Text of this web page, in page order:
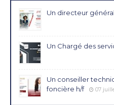
Un directeur
Un Chargé des
Un conseiller
foncière h/f
07